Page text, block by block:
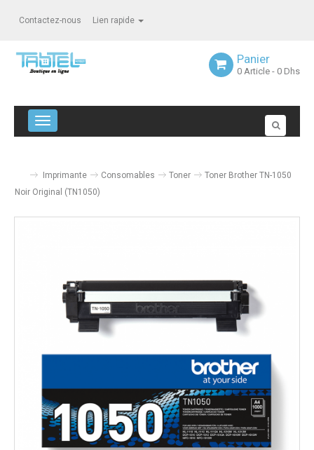
Contactez-nous Lien rapide
Panier
0 Article - 0 Dhs
Navigation bascule
Imprimante Consomables Toner
Toner Brother TN-1050
Noir Original (TN1050)